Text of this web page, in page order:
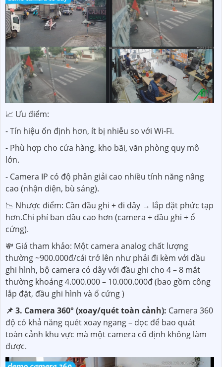
📈 Ưu điểm:
- Tín hiệu ổn định hơn, ít bị nhiễu so với Wi-Fi.
- Phù hợp cho cửa hàng, kho bãi, văn phòng quy mô
lớn.
- Camera IP có độ phân giải cao nhiều tính năng nâng
cao (nhận diện, bù sáng).
📉 Nhược điểm: Cần đầu ghi + đi dây → lắp đặt phức tạp
hơn.Chi phí ban đầu cao hơn (camera + đầu ghi + ổ
cứng).
💸 Giá tham khảo: Một camera analog chất lượng
thường ~900.000đ/cái trở lên như phải đi kèm với dầu
ghi hình, bộ camera có dây với đầu ghi cho 4 – 8 mắt
thường khoảng 4.000.000 – 10.000.000đ (bao gồm công
lắp đặt, đầu ghi hình và ổ cứng )
📌 3. Camera 360° (xoay/quét toàn cảnh): Camera 360
độ có khả năng quét xoay ngang – dọc để bao quát
toàn cảnh khu vực mà một camera cố định không làm
được.